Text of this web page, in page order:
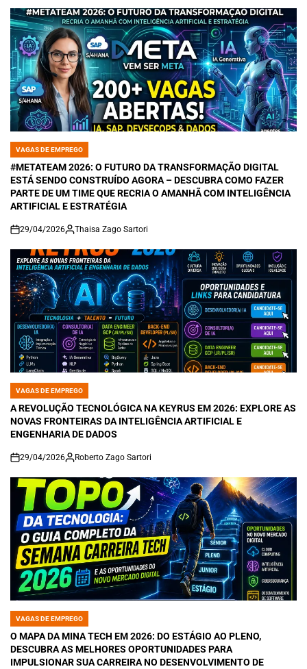
POSTED
IN
VAGAS DE EMPREGO
#METATEAM 2026: O FUTURO DA TRANSFORMAÇÃO DIGITAL
ESTÁ SENDO CONSTRUÍDO AGORA – DESCUBRA COMO FAZER
PARTE DE UM TIME QUE RECRIA O AMANHÃ COM INTELIGÊNCIA
ARTIFICIAL E ESTRATÉGIA
on
29/04/2026 Thaisa Zago Sartori
POSTED
IN
VAGAS DE EMPREGO
A REVOLUÇÃO TECNOLÓGICA NA KEYRUS EM 2026: EXPLORE AS
NOVAS FRONTEIRAS DA INTELIGÊNCIA ARTIFICIAL E
ENGENHARIA DE DADOS
on
29/04/2026 Roberto Zago Sartori
POSTED
IN
VAGAS DE EMPREGO
O MAPA DA MINA TECH EM 2026: DO ESTÁGIO AO PLENO,
DESCUBRA AS MELHORES OPORTUNIDADES PARA
IMPULSIONAR SUA CARREIRA NO DESENVOLVIMENTO DE